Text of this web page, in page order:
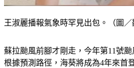
王淑麗播報氣象時罕見出包。（圖／
蘇拉颱風前腳才剛走，今年第11號
根據預測路徑，海葵將成為4年來首